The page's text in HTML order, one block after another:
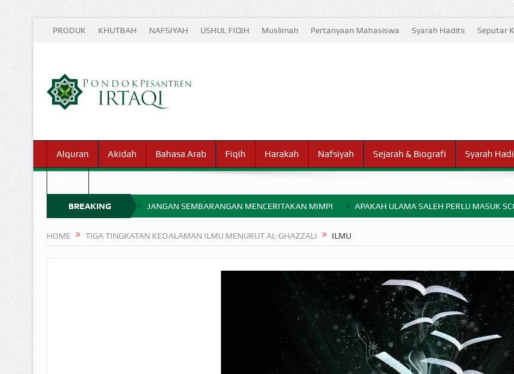
PRODUK KHUTBAH NAFSIYAH USHUL FIQIH Muslimah Pertanyaan Mahasiswa Syarah Hadits Seputar
Alquran Akidah Bahasa Arab Fiqih Harakah Nafsiyah Sejarah & Biografi Syarah
BREAKING
NEWS
JANGAN SEMBARANGAN MENCERITAKAN MIMPI APAKAH ULAMA SALEH PERLU MASUK
UANG HARAM BISA MENJADI HALAL JIKA
BAHASA CINTA KARENA ALLAH HUKUM
HUKUM MEMBAYAR ZAKAT KEPADA KERABAT SENDIRI
HOME TIGA TINGKATAN KEDALAMAN ILMU MENURUT AL-GHAZZALI ILMU